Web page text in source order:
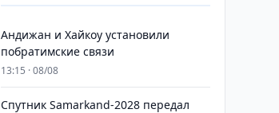
Андижан и Хайкоу установили
побратимские связи
13:15 · 08/08
Спутник Samarkand-2028 передал